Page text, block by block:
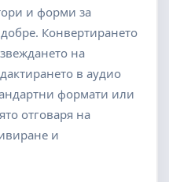
и форми за
Конвертирането
на
в аудио
формати или
отговаря на
и